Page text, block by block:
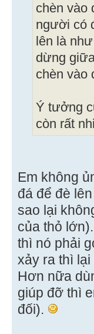
chèn vào
người có
lên là
dừng
chèn vào
Ý tưởng
còn rất
Em không
đá để đè
sao lại
của thỏ
thì nó phải
xảy ra thì
Hơn nữa
giúp đỡ thì
đối).